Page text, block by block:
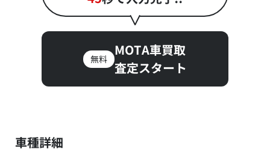
無料
MOTA車買取
査定スタート
車種詳細